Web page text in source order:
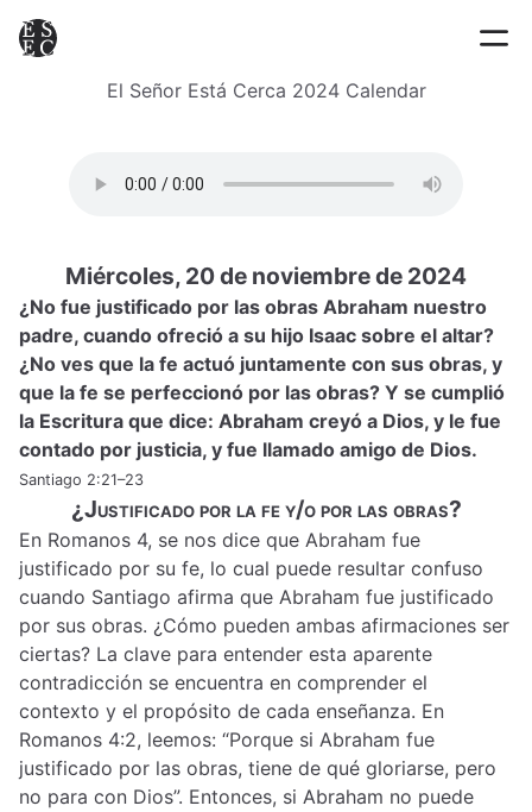
El Señor Está Cerca 2024 Calendar
Miércoles, 20 de noviembre de 2024
¿No fue justificado por las obras Abraham nuestro
padre, cuando ofreció a su hijo Isaac sobre el altar?
¿No ves que la fe actuó juntamente con sus obras, y
que la fe se perfeccionó por las obras? Y se cumplió
la Escritura que dice: Abraham creyó a Dios, y le fue
contado por justicia, y fue llamado amigo de Dios.
Santiago 2:21–23
¿Justificado por la fe y/o por las obras?
En Romanos 4, se nos dice que Abraham fue
justificado por su fe, lo cual puede resultar confuso
cuando Santiago afirma que Abraham fue justificado
por sus obras. ¿Cómo pueden ambas afirmaciones ser
ciertas? La clave para entender esta aparente
contradicción se encuentra en comprender el
contexto y el propósito de cada enseñanza. En
Romanos 4:2, leemos: “Porque si Abraham fue
justificado por las obras, tiene de qué gloriarse, pero
no para con Dios”. Entonces, si Abraham no puede